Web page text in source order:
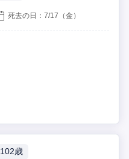
死去の日：7/17 （金）
102歳